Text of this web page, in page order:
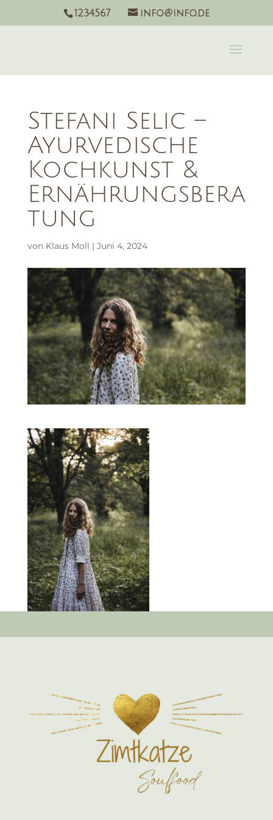
1234567 info@info.de
Stefani Selic –
Ayurvedische
Kochkunst &
Ernährungsbera
tung
von Klaus Moll | Juni 4, 2024